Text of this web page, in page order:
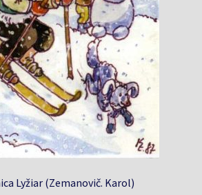
Lyžiar (Zemanovič. Karol)